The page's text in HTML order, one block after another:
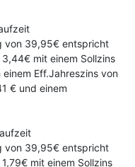
von 39,95€ entspricht
mit einem Sollzins
Eff.Jahreszins von
€ und einem
von 39,95€ entspricht
mit einem Sollzins